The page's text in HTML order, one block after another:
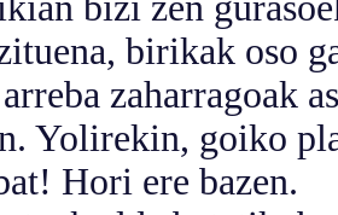
birikak oso
zaharragoak
Yolirekin, goiko
Hori ere bazen.